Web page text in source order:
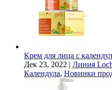
Крем для лица с
Дек 23, 2022 | Линия
Календула, Новинки